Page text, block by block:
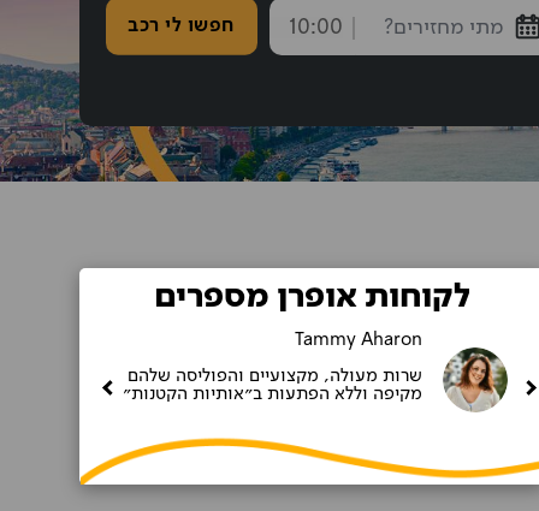
endTime
נבחרה: 10:00
חפשו לי רכב
Tammy Aharon
שרות מעולה, מקצועיים והפוליסה שלהם
מקיפה וללא הפתעות ב״אותיות הקטנות״
לקוחות אופרן מספרים